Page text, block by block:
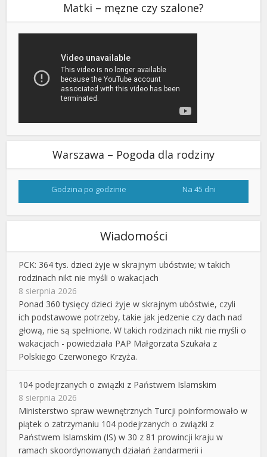
Matki – męzne czy szalone?
Warszawa – Pogoda dla rodziny
Godzina po godzinie Na 45 dni
Wiadomości
PCK: 364 tys. dzieci żyje w skrajnym ubóstwie; w takich
rodzinach nikt nie myśli o wakacjach
8 sierpnia 2026
Ponad 360 tysięcy dzieci żyje w skrajnym ubóstwie, czyli
ich podstawowe potrzeby, takie jak jedzenie czy dach nad
głową, nie są spełnione. W takich rodzinach nikt nie myśli o
wakacjach - powiedziała PAP Małgorzata Szukała z
Polskiego Czerwonego Krzyża.
104 podejrzanych o związki z Państwem Islamskim
8 sierpnia 2026
Ministerstwo spraw wewnętrznych Turcji poinformowało w
piątek o zatrzymaniu 104 podejrzanych o związki z
Państwem Islamskim (IS) w 30 z 81 prowincji kraju w
ramach skoordynowanych działań żandarmerii i